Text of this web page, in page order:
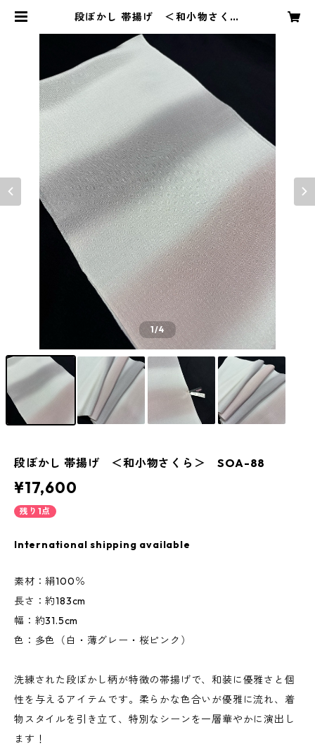
段ぼかし 帯揚げ ＜和小物さくら
y 山口屋
1/4
段ぼかし 帯揚げ ＜和小物さくら＞ SOA-88
¥17,600
残り1点
International shipping available
素材：絹100％
長さ：約183cm
幅：約31.5cm
色：多色（白・薄グレー・桜ピンク）
洗練された段ぼかし柄が特徴の帯揚げで、和装に優雅さと個
性を与えるアイテムです。柔らかな色合いが優雅に流れ、着
物スタイルを引き立て、特別なシーンを一層華やかに演出し
ます！